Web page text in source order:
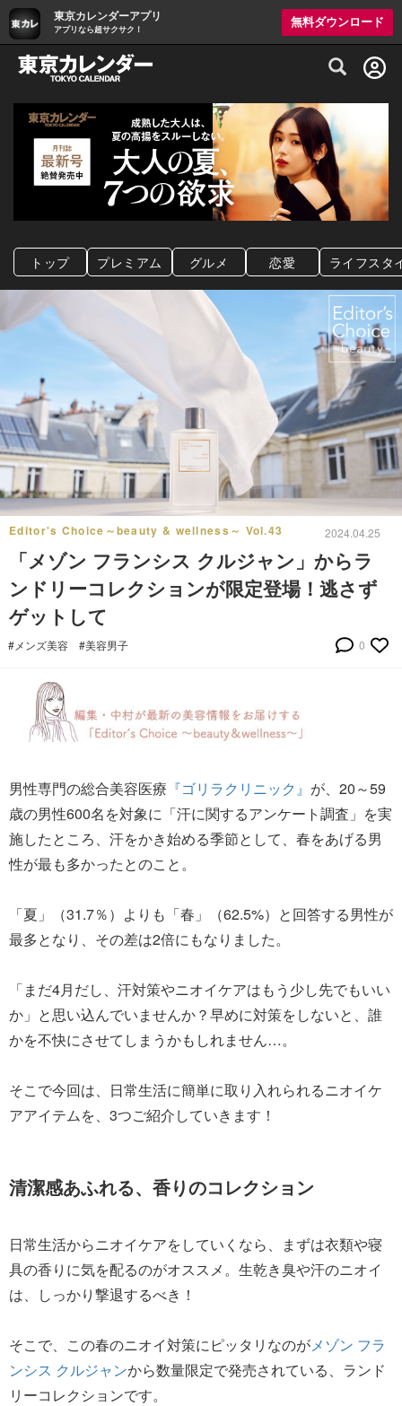
東京カレンダーアプリ
アプリなら超サクサク！
無料ダウンロード
グルメ情報・プレミアムレストラン予約
トップ プレミアム グルメ 恋愛 ライフスタ
Editor's Choice～beauty & wellness～ Vol.43 2024.04.25
「メゾン フランシス クルジャン」からラ
ンドリーコレクションが限定登場！逃さず
ゲットして
#メンズ美容 #美容男子 0
男性専門の総合美容医療 『ゴリラクリニック』 が、20～59
歳の男性600名を対象に「汗に関するアンケート調査」を実
施したところ、汗をかき始める季節として、春をあげる男
性が最も多かったとのこと。
「夏」（31.7％）よりも「春」（62.5%）と回答する男性が
最多となり、その差は2倍にもなりました。
「まだ4月だし、汗対策やニオイケアはもう少し先でもいい
か」と思い込んでいませんか？早めに対策をしないと、誰
かを不快にさせてしまうかもしれません…。
そこで今回は、日常生活に簡単に取り入れられるニオイケ
アアイテムを、3つご紹介していきます！
清潔感あふれる、香りのコレクション
日常生活からニオイケアをしていくなら、まずは衣類や寝
具の香りに気を配るのがオススメ。生乾き臭や汗のニオイ
は、しっかり撃退するべき！
そこで、この春のニオイ対策にピッタリなのがメゾン フラ
ンシス クルジャンから数量限定で発売されている、ランド
リーコレクションです。